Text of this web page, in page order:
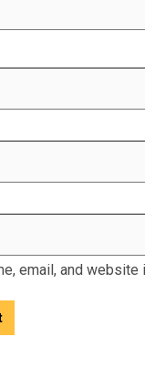
email, and